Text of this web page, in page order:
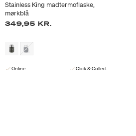
Stainless King madtermoflaske,
mørkblå
349,95 KR.
Online Click & Collect